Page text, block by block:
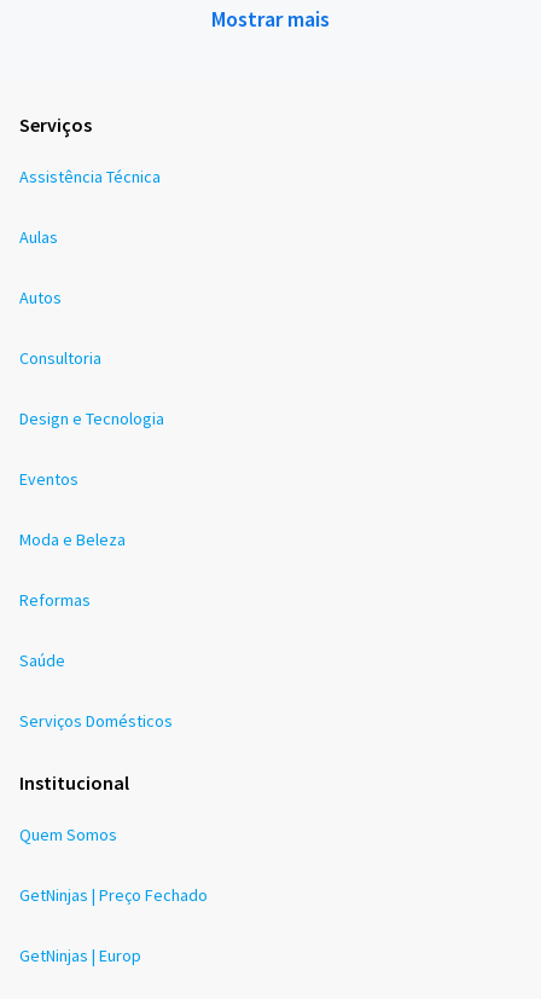
Mostrar mais
Serviços
Assistência Técnica
Aulas
Autos
Consultoria
Design e Tecnologia
Eventos
Moda e Beleza
Reformas
Saúde
Serviços Domésticos
Institucional
Quem Somos
GetNinjas | Preço Fechado
GetNinjas | Europ